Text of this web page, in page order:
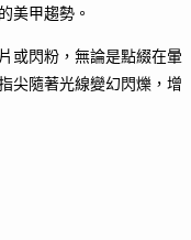
美甲趨勢。
或閃粉，無論是點綴在暈
尖隨著光線變幻閃爍，增